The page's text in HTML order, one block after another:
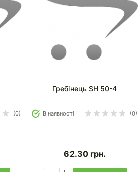
(0)
Гребінець SH 50-4
В наявності (0)
62.30 грн.